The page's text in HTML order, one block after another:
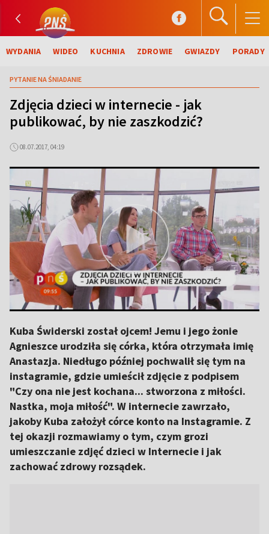
WYDANIA WIDEO KUCHNIA ZDROWIE GWIAZDY PORADY
PYTANIE NA ŚNIADANIE
Zdjęcia dzieci w internecie - jak
publikować, by nie zaszkodzić?
08.07.2017, 04:19
Kuba Świderski został ojcem! Jemu i jego żonie
Agnieszce urodziła się córka, która otrzymała imię
Anastazja. Niedługo później pochwalił się tym na
instagramie, gdzie umieścił zdjęcie z podpisem
"Czy ona nie jest kochana... stworzona z miłości.
Nastka, moja miłość". W internecie zawrzało,
jakoby Kuba założył córce konto na Instagramie. Z
tej okazji rozmawiamy o tym, czym grozi
umieszczanie zdjęć dzieci w Internecie i jak
zachować zdrowy rozsądek.